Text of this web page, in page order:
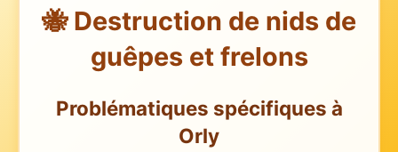
🐝 Destruction de nids de
guêpes et frelons
Problématiques spécifiques à
Orly